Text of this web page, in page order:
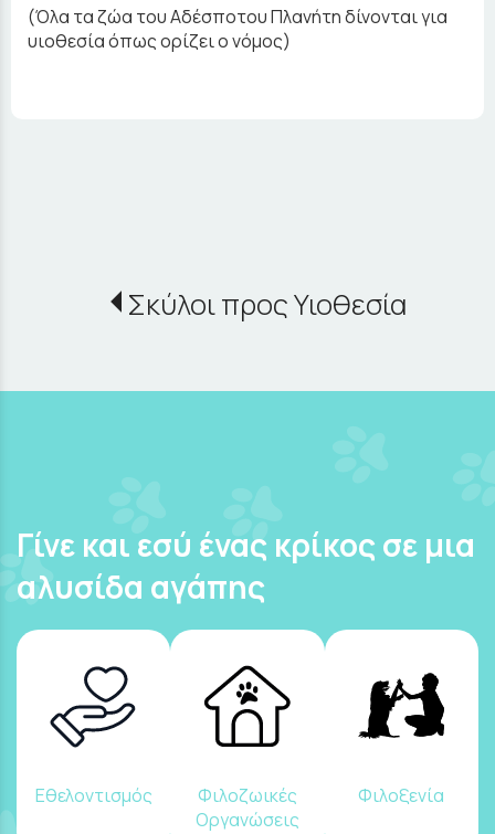
(Όλα τα ζώα του Αδέσποτου Πλανήτη δίνονται για
υιοθεσία όπως ορίζει ο νόμος)
Σκύλοι προς Υιοθεσία
Γίνε και εσύ ένας κρίκος σε μια
αλυσίδα αγάπης
Εθελοντισμός
Φιλοζωικές
Οργανώσεις
Φιλοξενία